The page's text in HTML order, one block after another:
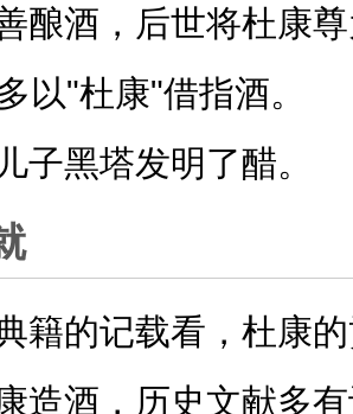
酿酒，后世将杜康
以"杜康"借指酒。
子黑塔发明了醋。
籍的记载看，杜康
造酒，历史文献多